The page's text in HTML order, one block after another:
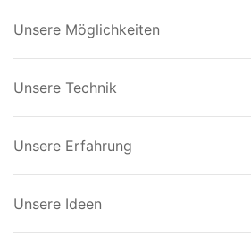
Unsere Möglichkeiten
Unsere Technik
Unsere Erfahrung
Unsere Ideen